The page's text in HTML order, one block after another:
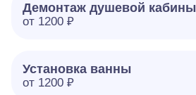
Демонтаж душевой кабины
от 1200 ₽
Установка ванны
от 1200 ₽